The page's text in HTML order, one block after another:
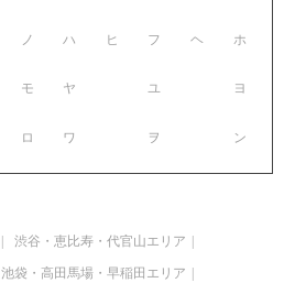
ノ
モ
ロ
ハ ヒ フ ヘ ホ
ヤ ユ ヨ
ワ ヲ ン
渋谷・恵比寿・代官山エリア
池袋・高田馬場・早稲田エリア